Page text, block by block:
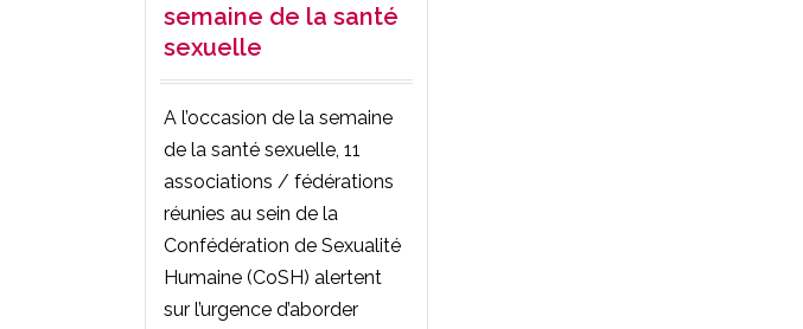
semaine de la santé
sexuelle
A l’occasion de la semaine
de la santé sexuelle, 11
associations / fédérations
réunies au sein de la
Confédération de Sexualité
Humaine (CoSH) alertent
sur l’urgence d’aborder